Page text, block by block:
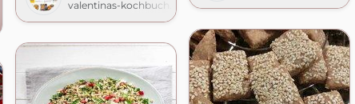
valentinas-kochbuch.de